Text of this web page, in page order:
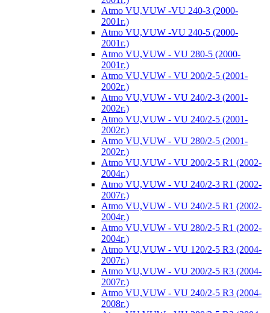
Atmo VU,VUW -VU 240-3 (2000-
2001г.)
Atmo VU,VUW -VU 240-5 (2000-
2001г.)
Atmo VU,VUW - VU 280-5 (2000-
2001г.)
Atmo VU,VUW - VU 200/2-5 (2001-
2002г.)
Atmo VU,VUW - VU 240/2-3 (2001-
2002г.)
Atmo VU,VUW - VU 240/2-5 (2001-
2002г.)
Atmo VU,VUW - VU 280/2-5 (2001-
2002г.)
Atmo VU,VUW - VU 200/2-5 R1 (2002-
2004г.)
Atmo VU,VUW - VU 240/2-3 R1 (2002-
2007г.)
Atmo VU,VUW - VU 240/2-5 R1 (2002-
2004г.)
Atmo VU,VUW - VU 280/2-5 R1 (2002-
2004г.)
Atmo VU,VUW - VU 120/2-5 R3 (2004-
2007г.)
Atmo VU,VUW - VU 200/2-5 R3 (2004-
2007г.)
Atmo VU,VUW - VU 240/2-5 R3 (2004-
2008г.)